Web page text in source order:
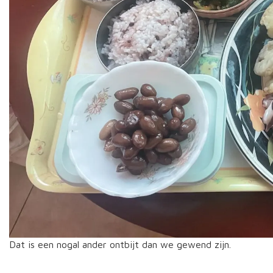
Dat is een nogal ander ontbijt dan we gewend zijn.